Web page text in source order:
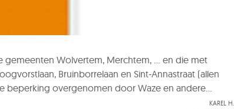
Wolvertem, Merchtem, ... en die met
Bruinborrelaan en Sint-Annastraat (allen
beperking overgenomen door Waze en andere
Karel H.